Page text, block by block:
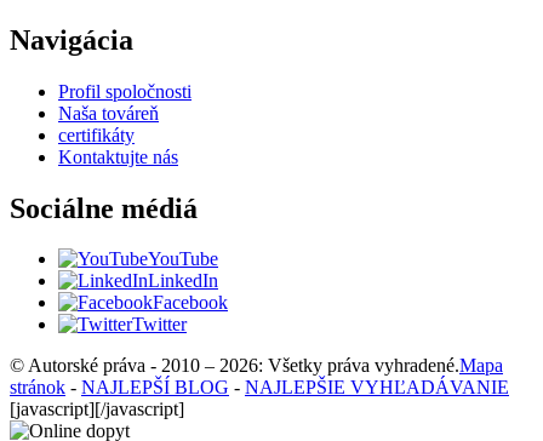
Navigácia
Profil spoločnosti
Naša továreň
certifikáty
Kontaktujte nás
Sociálne médiá
YouTube
LinkedIn
Facebook
Twitter
© Autorské práva - 2010 – 2026: Všetky práva vyhradené.Mapa
stránok - NAJLEPŠÍ BLOG - NAJLEPŠIE VYHĽADÁVANIE
[javascript][/javascript]